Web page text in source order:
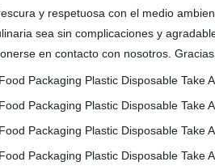
y respetuosa con el medio
sea sin complicaciones y
en contacto con nosotros.